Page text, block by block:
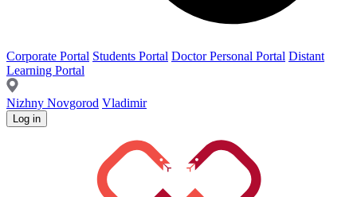
Corporate Portal Students Portal Doctor Personal Portal Distant
Learning Portal
Nizhny Novgorod Vladimir
Log in